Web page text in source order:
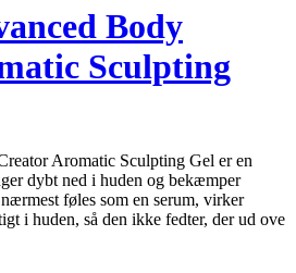
Body
Sculpting
Aromatic Sculpting Gel er en
dybt ned i huden og bekæmper
føles som en serum, virker
i huden, så den ikke fedter, der ud ove